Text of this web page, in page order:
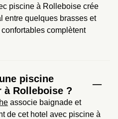
piscine à Rolleboise crée
entre quelques brasses et
complètent
piscine
à Rolleboise ?
associe baignade et
de cet hotel avec piscine à